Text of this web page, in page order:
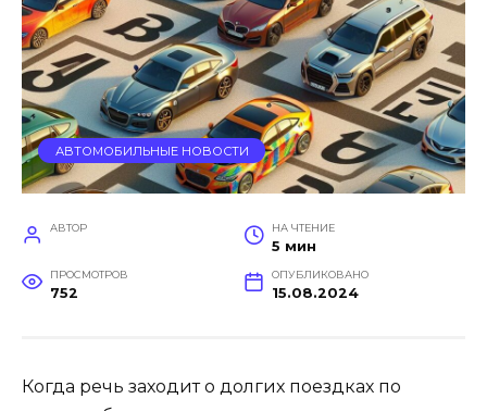
АВТОМОБИЛЬНЫЕ НОВОСТИ
АВТОР НА ЧТЕНИЕ
5 мин
ПРОСМОТРОВ
752
ОПУБЛИКОВАНО
15.08.2024
Когда речь заходит о долгих поездках по